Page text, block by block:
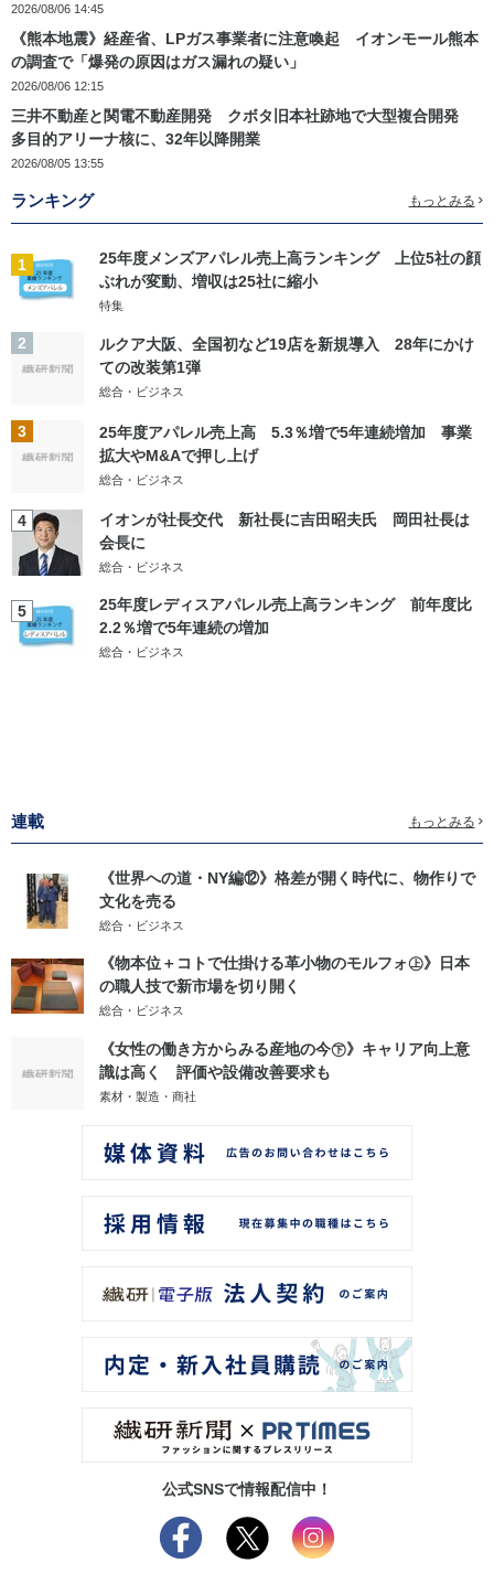
2026/08/06 14:45
《熊本地震》経産省、LPガス事業者に注意喚起 イオンモール熊本
の調査で「爆発の原因はガス漏れの疑い」
2026/08/06 12:15
三井不動産と関電不動産開発 クボタ旧本社跡地で大型複合開発
多目的アリーナ核に、32年以降開業
2026/08/05 13:55
ランキング もっとみる
1
25年度メンズアパレル売上高ランキング 上位5社の顔
ぶれが変動、増収は25社に縮小
特集
2
ルクア大阪、全国初など19店を新規導入 28年にかけ
ての改装第1弾
総合・ビジネス
3
25年度アパレル売上高 5.3％増で5年連続増加 事業
拡大やM&Aで押し上げ
総合・ビジネス
4
イオンが社長交代 新社長に吉田昭夫氏 岡田社長は
会長に
総合・ビジネス
5
25年度レディスアパレル売上高ランキング 前年度比
2.2％増で5年連続の増加
総合・ビジネス
連載 もっとみる
《世界への道・NY編⑫》格差が開く時代に、物作りで
文化を売る
総合・ビジネス
《物本位＋コトで仕掛ける革小物のモルフォ㊤》日本
の職人技で新市場を切り開く
総合・ビジネス
《女性の働き方からみる産地の今㊦》キャリア向上意
識は高く 評価や設備改善要求も
素材・製造・商社
公式SNSで情報配信中！